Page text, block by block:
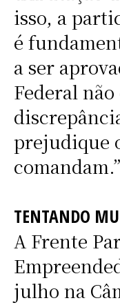
isso, a
é
a ser
Federal
prejudique
comandam.”
TENTANDO
A Frente
julho na